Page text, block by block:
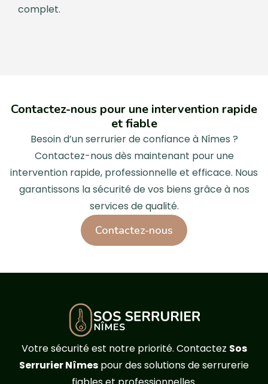
complet.
Contactez-nous pour une intervention rapide
et fiable
Besoin d’un serrurier de confiance à Nîmes ?
Contactez-nous dès maintenant pour une
intervention rapide, professionnelle et efficace. Nous
garantissons la sécurité de vos biens grâce à nos
services de qualité.
Contactez-nous
Votre sécurité est notre priorité. Contactez Sos
Serrurier Nîmes pour des solutions de serrurerie